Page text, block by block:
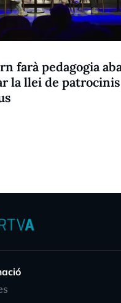
farà pedagogia
la llei de patrocinis